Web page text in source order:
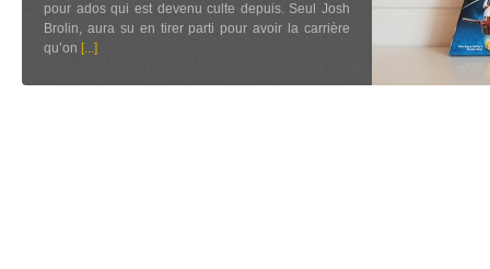
pour ados qui est devenu culte depuis. Seul Josh
Brolin, aura su en tirer parti pour avoir la carrière
qu’on [...]